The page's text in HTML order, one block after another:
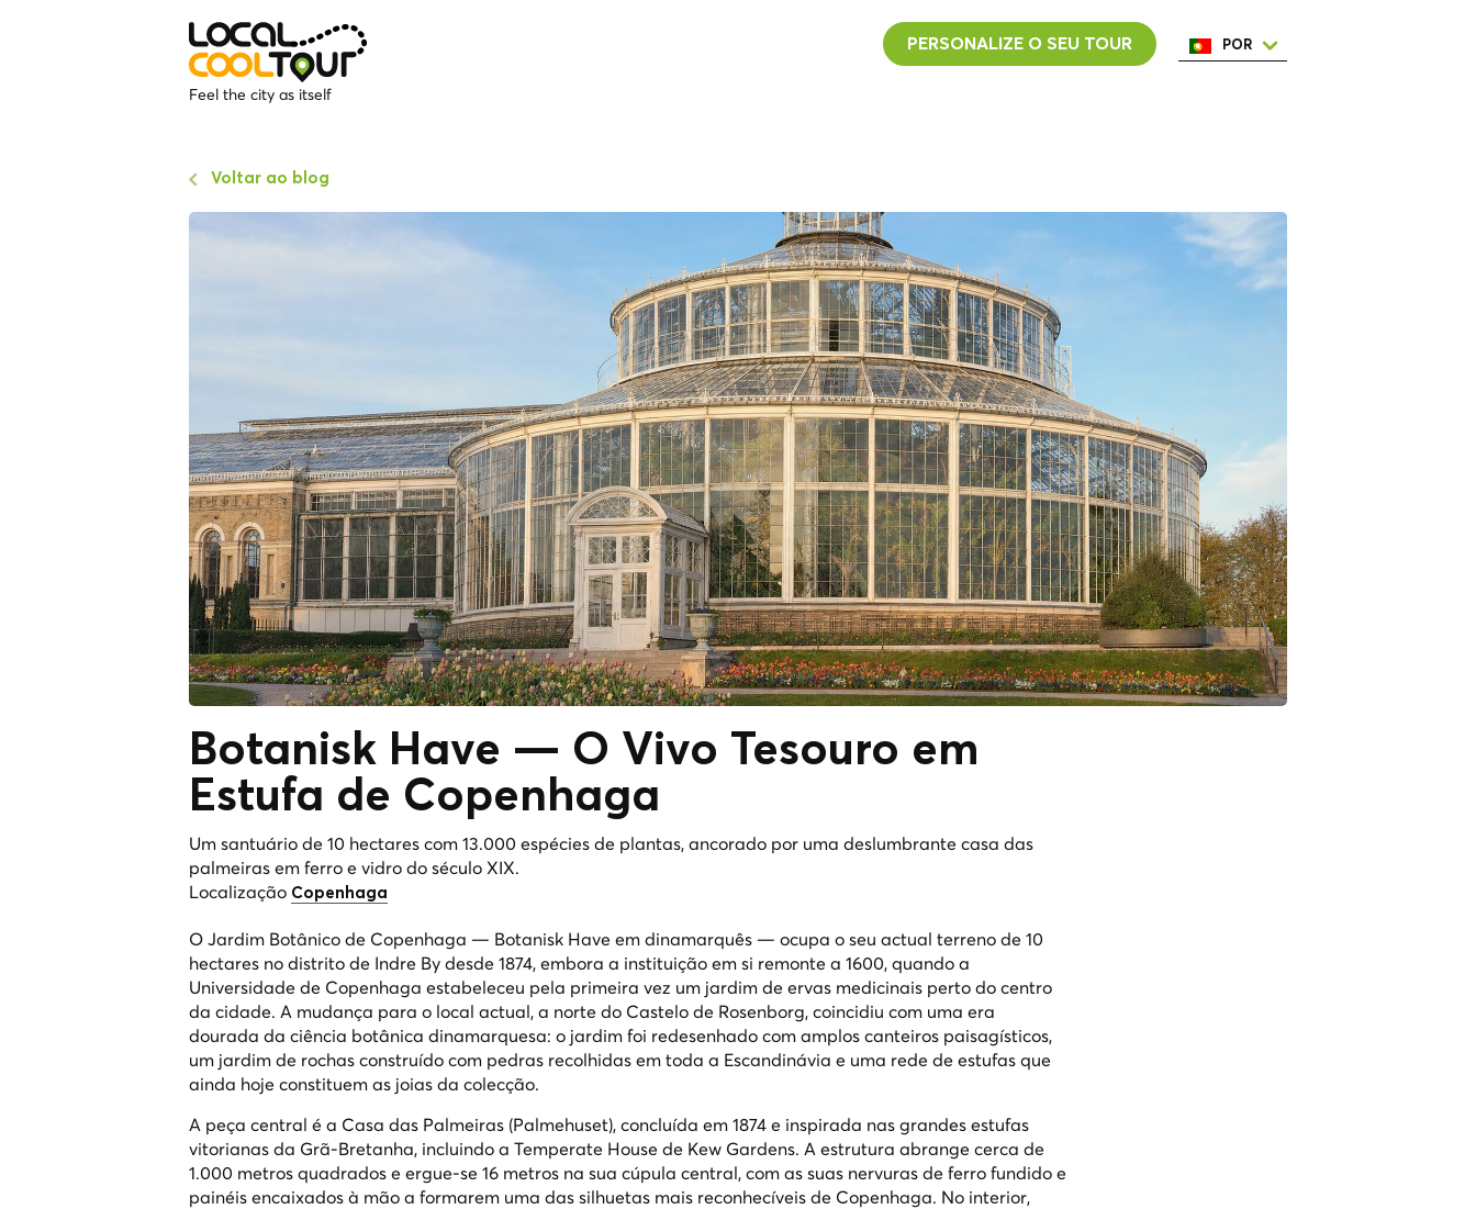
Feel the city as itself
PERSONALIZE O SEU TOUR POR
Voltar ao blog
Botanisk Have — O Vivo Tesouro em
Estufa de Copenhaga
Um santuário de 10 hectares com 13.000 espécies de plantas, ancorado por uma deslumbrante casa das
palmeiras em ferro e vidro do século XIX.
Localização Copenhaga
O Jardim Botânico de Copenhaga — Botanisk Have em dinamarquês — ocupa o seu actual terreno de 10
hectares no distrito de Indre By desde 1874, embora a instituição em si remonte a 1600, quando a
Universidade de Copenhaga estabeleceu pela primeira vez um jardim de ervas medicinais perto do centro
da cidade. A mudança para o local actual, a norte do Castelo de Rosenborg, coincidiu com uma era
dourada da ciência botânica dinamarquesa: o jardim foi redesenhado com amplos canteiros paisagísticos,
um jardim de rochas construído com pedras recolhidas em toda a Escandinávia e uma rede de estufas que
ainda hoje constituem as joias da colecção.
A peça central é a Casa das Palmeiras (Palmehuset), concluída em 1874 e inspirada nas grandes estufas
vitorianas da Grã-Bretanha, incluindo a Temperate House de Kew Gardens. A estrutura abrange cerca de
1.000 metros quadrados e ergue-se 16 metros na sua cúpula central, com as suas nervuras de ferro fundido e
painéis encaixados à mão a formarem uma das silhuetas mais reconhecíveis de Copenhaga. No interior,